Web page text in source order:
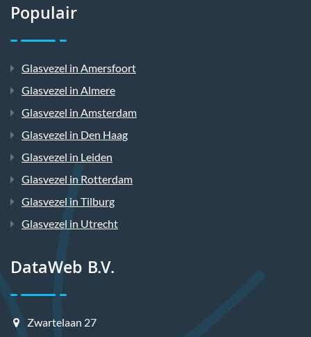
Populair
Glasvezel in Amersfoort
Glasvezel in Almere
Glasvezel in Amsterdam
Glasvezel in Den Haag
Glasvezel in Leiden
Glasvezel in Rotterdam
Glasvezel in Tilburg
Glasvezel in Utrecht
DataWeb B.V.
Zwartelaan 27